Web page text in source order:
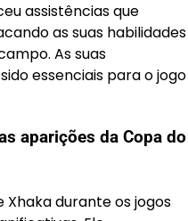
assistências que
as suas habilidades
As suas
essenciais para o jogo
aparições da Copa do
Xhaka durante os jogos